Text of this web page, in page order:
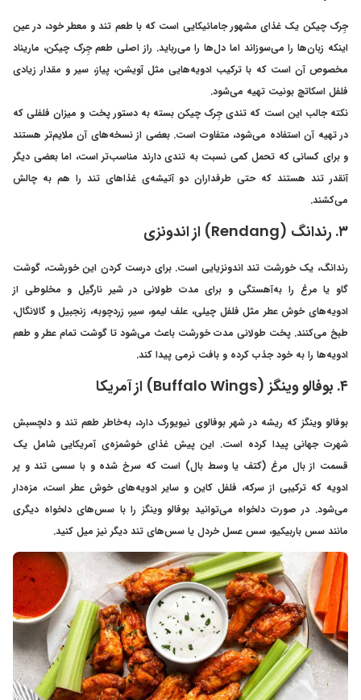
جِرک چیکن یک غذای مشهور جامائیکایی است که با طعم تند و معطر خود، در عین
اینکه زبان‌ها را می‌سوزاند اما دل‌ها را می‌رباید. راز اصلی طعم جِرک چیکن، ماریناد
مخصوص آن است که با ترکیب ادویه‌هایی مثل آویشن، پیاز، سیر و مقدار زیادی
فلفل اسکاتچ بونیت تهیه می‌شود.
نکته جالب این است که تندی جِرک چیکن بسته به دستور پخت و میزان فلفلی که
در تهیه آن استفاده می‌شود، متفاوت است. بعضی از نسخه‌های آن ملایم‌تر هستند
و برای کسانی که تحمل کمی نسبت به تندی دارند مناسب‌تر است، اما بعضی دیگر
آنقدر تند هستند که حتی طرفداران دو آتیشه‌ی غذاهای تند را هم به چالش
می‌کشند.
۳. رندانگ (Rendang) از اندونزی
رندانگ، یک خورشت تند اندونزیایی است. برای درست کردن این خورشت، گوشت
گاو یا مرغ را به‌آهستگی و برای مدت طولانی در شیر نارگیل و مخلوطی از
ادویه‌های خوش عطر مثل فلفل چیلی، علف لیمو، سیر، زردچوبه، زنجبیل و گالانگال،
طبخ می‌کنند. پخت طولانی مدت خورشت باعث می‌شود تا گوشت تمام عطر و طعم
ادویه‌ها را به خود جذب کرده و بافت نرمی پیدا کند.
۴. بوفالو وینگز (Buffalo Wings) از آمریکا
بوفالو وینگز که ریشه در شهر بوفالوی نیویورک دارد، به‌خاطر طعم تند و دلچسبش
شهرت جهانی پیدا کرده است. این پیش غذای خوشمزه‌ی آمریکایی شامل یک
قسمت از بال مرغ (کتف یا وسط بال) است که سرخ شده و با سسی تند و پر
ادویه که ترکیبی از سرکه، فلفل کاین و سایر ادویه‌های خوش عطر است، مزه‌دار
می‌شود. در صورت دلخواه می‌توانید بوفالو وینگز را با سس‌های دلخواه دیگری
مانند سس باربیکیو، سس عسل خردل یا سس‌های تند دیگر نیز میل کنید.